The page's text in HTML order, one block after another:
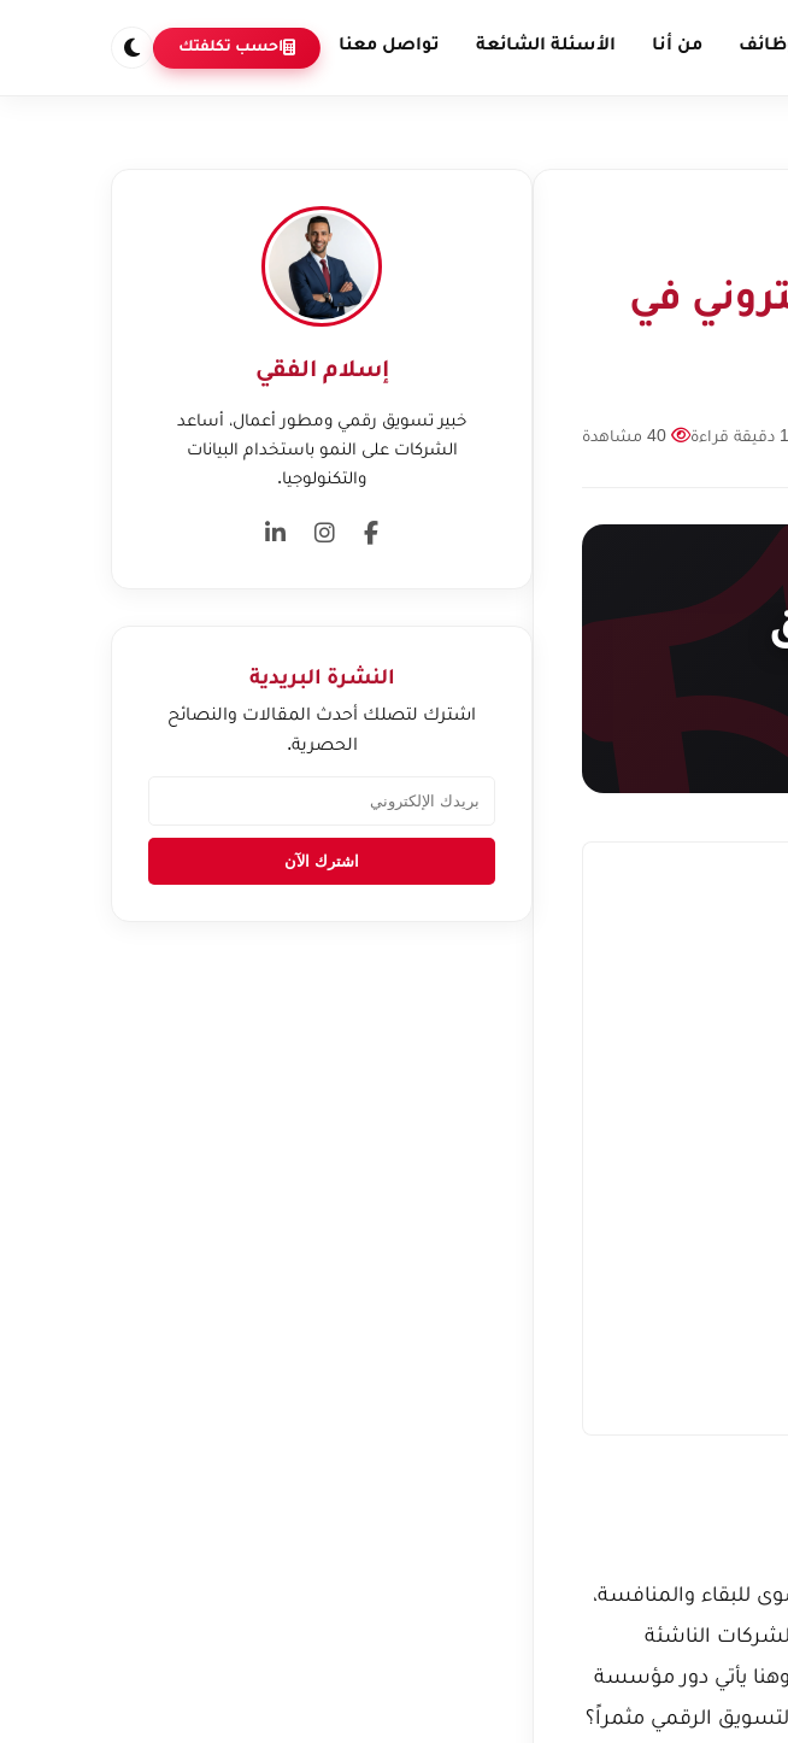
من أنا الأسئلة الشائعة تواصل معنا احسب تكلفتك
في
للبقاء والمنافسة،
الناشئة
يأتي دور مؤسسة
الرقمي مثمراً؟
إسلام الفقي
خبير تسويق رقمي ومطور أعمال، أساعد
الشركات على النمو باستخدام البيانات
والتكنولوجيا.
النشرة البريدية
اشترك لتصلك أحدث المقالات والنصائح
الحصرية.
اشترك الآن